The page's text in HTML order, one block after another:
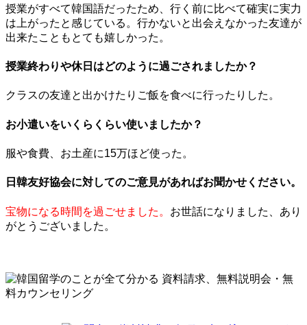
授業がすべて韓国語だったため、行く前に比べて確実に実力
は上がったと感じている。行かないと出会えなかった友達が
出来たこともとても嬉しかった。
授業終わりや休日はどのように過ごされましたか？
クラスの友達と出かけたりご飯を食べに行ったりした。
お小遣いをいくらくらい使いましたか？
服や食費、お土産に15万ほど使った。
日韓友好協会に対してのご意見があればお聞かせください。
宝物になる時間を過ごせました。 お世話になりました、あり
がとうございました。